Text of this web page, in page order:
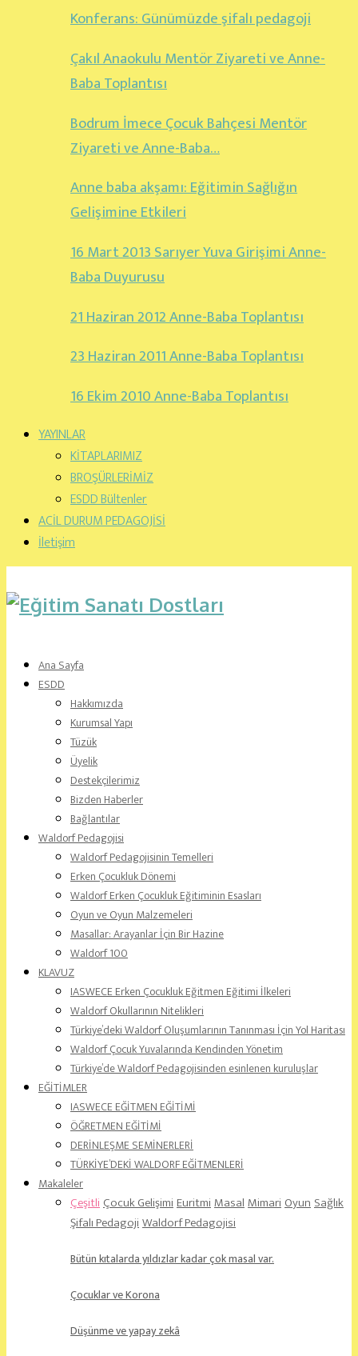
Konferans: Günümüzde şifalı pedagoji
Çakıl Anaokulu Mentör Ziyareti ve Anne-
Baba Toplantısı
Bodrum İmece Çocuk Bahçesi Mentör
Ziyareti ve Anne-Baba…
Anne baba akşamı: Eğitimin Sağlığın
Gelişimine Etkileri
16 Mart 2013 Sarıyer Yuva Girişimi Anne-
Baba Duyurusu
21 Haziran 2012 Anne-Baba Toplantısı
23 Haziran 2011 Anne-Baba Toplantısı
16 Ekim 2010 Anne-Baba Toplantısı
YAYINLAR
KİTAPLARIMIZ
BROŞÜRLERİMİZ
ESDD Bültenler
ACİL DURUM PEDAGOJİSİ
İletişim
Ana Sayfa
ESDD
Hakkımızda
Kurumsal Yapı
Tüzük
Üyelik
Destekçilerimiz
Bizden Haberler
Bağlantılar
Waldorf Pedagojisi
Waldorf Pedagojisinin Temelleri
Erken Çocukluk Dönemi
Waldorf Erken Çocukluk Eğitiminin Esasları
Oyun ve Oyun Malzemeleri
Masallar: Arayanlar İçin Bir Hazine
Waldorf 100
KLAVUZ
IASWECE Erken Çocukluk Eğitmen Eğitimi İlkeleri
Waldorf Okullarının Nitelikleri
Türkiye’deki Waldorf Oluşumlarının Tanınması İçin Yol Haritası
Waldorf Çocuk Yuvalarında Kendinden Yönetim
Türkiye’de Waldorf Pedagojisinden esinlenen kuruluşlar
EĞİTİMLER
IASWECE EĞİTMEN EĞİTİMİ
ÖĞRETMEN EĞİTİMİ
DERİNLEŞME SEMİNERLERİ
TÜRKİYE’DEKİ WALDORF EĞİTMENLERİ
Makaleler
ÇeşitliÇocuk GelişimiEuritmiMasalMimariOyunSağlık
Şifalı PedagojiWaldorf Pedagojisi
Bütün kıtalarda yıldızlar kadar çok masal var.
Çocuklar ve Korona
Düşünme ve yapay zekâ